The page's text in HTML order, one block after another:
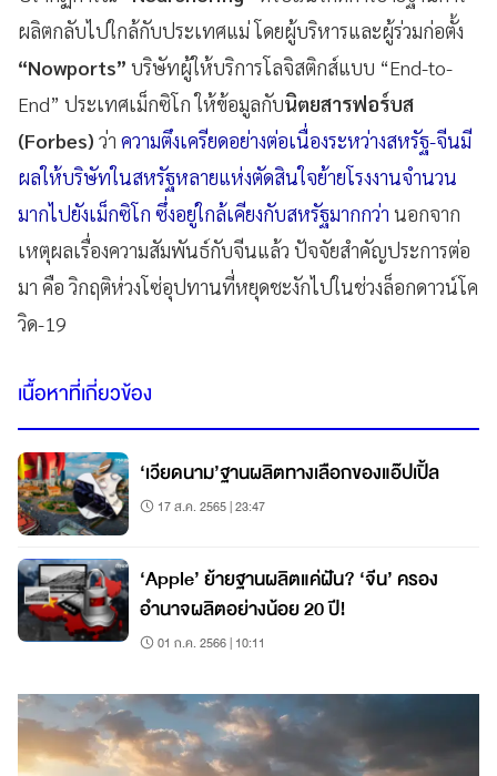
ผลิตกลับไปใกล้กับประเทศแม่ โดยผู้บริหารและผู้ร่วมก่อตั้ง
“Nowports” บริษัทผู้ให้บริการโลจิสติกส์แบบ “End-to-
End” ประเทศเม็กซิโก ให้ข้อมูลกับนิตยสารฟอร์บส
(Forbes) ว่า ความตึงเครียดอย่างต่อเนื่องระหว่างสหรัฐ-จีนมี
ผลให้บริษัทในสหรัฐหลายแห่งตัดสินใจย้ายโรงงานจำนวน
มากไปยังเม็กซิโก ซึ่งอยู่ใกล้เคียงกับสหรัฐมากกว่า นอกจาก
เหตุผลเรื่องความสัมพันธ์กับจีนแล้ว ปัจจัยสำคัญประการต่อ
มา คือ วิกฤติห่วงโซ่อุปทานที่หยุดชะงักไปในช่วงล็อกดาวน์โค
วิด-19
เนื้อหาที่เกี่ยวข้อง
‘เวียดนาม’ฐานผลิตทางเลือกของแอ๊ปเปิ้ล
17 ส.ค. 2565 | 23:47
‘Apple’ ย้ายฐานผลิตแค่ฝัน? ‘จีน’ ครอง
อำนาจผลิตอย่างน้อย 20 ปี!
01 ก.ค. 2566 | 10:11